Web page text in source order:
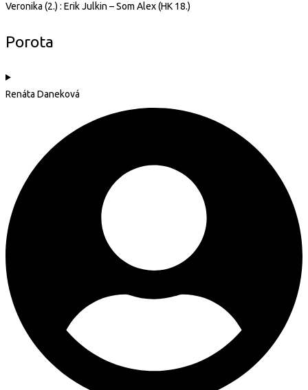
Veronika (2.) : Erik Julkin – Som Alex (HK 18.)
Porota
Renáta Daneková